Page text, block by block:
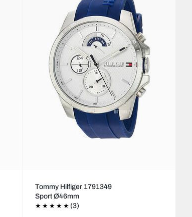
Tommy Hilfiger 1791349
Sport Ø46mm
(3)